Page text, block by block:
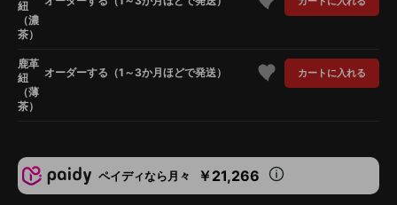
紐
（濃
茶）
鹿革
紐
（薄
茶）
オーダーする（1～3か月ほどで発送） カートに入れる
ペイディなら月々 ￥21,266